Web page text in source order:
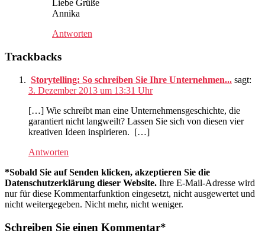
Liebe Grüße
Annika
Antworten
Trackbacks
Storytelling: So schreiben Sie Ihre Unternehmen... sagt:
3. Dezember 2013 um 13:31 Uhr
[…] Wie schreibt man eine Unternehmensgeschichte, die
garantiert nicht langweilt? Lassen Sie sich von diesen vier
kreativen Ideen inspirieren. […]
Antworten
*Sobald Sie auf Senden klicken, akzeptieren Sie die
Datenschutzerklärung dieser Website. Ihre E-Mail-Adresse wird
nur für diese Kommentarfunktion eingesetzt, nicht ausgewertet und
nicht weitergegeben. Nicht mehr, nicht weniger.
Schreiben Sie einen Kommentar*